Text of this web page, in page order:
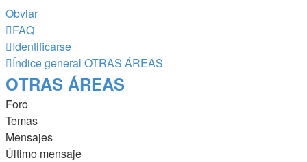
Obviar
FAQ
Identificarse
Índice general OTRAS ÁREAS
OTRAS ÁREAS
Foro
Temas
Mensajes
Último mensaje